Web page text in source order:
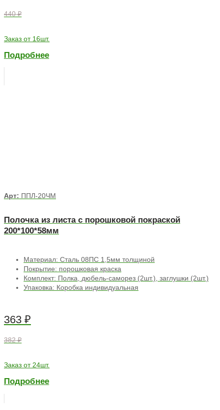
440 ₽
Заказ от 16шт.
Подробнее
Арт: ППЛ-20ЧМ
Полочка из листа с порошковой покраской
200*100*58мм
Материал: Сталь 08ПС 1,5мм толщиной
Покрытие: порошковая краска
Комплект: Полка, дюбель-саморез (2шт.), заглушки (2шт.)
Упаковка: Коробка индивидуальная
363 ₽
382 ₽
Заказ от 24шт.
Подробнее